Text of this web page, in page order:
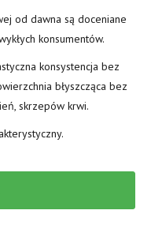
od dawna są doceniane
konsumentów.
konsystencja bez
błyszcząca bez
skrzepów krwi.